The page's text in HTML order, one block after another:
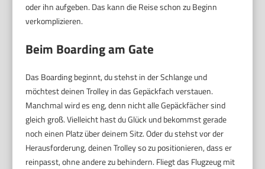
oder ihn aufgeben. Das kann die Reise schon zu Beginn
verkomplizieren.
Beim Boarding am Gate
Das Boarding beginnt, du stehst in der Schlange und
möchtest deinen Trolley in das Gepäckfach verstauen.
Manchmal wird es eng, denn nicht alle Gepäckfächer sind
gleich groß. Vielleicht hast du Glück und bekommst gerade
noch einen Platz über deinem Sitz. Oder du stehst vor der
Herausforderung, deinen Trolley so zu positionieren, dass er
reinpasst, ohne andere zu behindern. Fliegt das Flugzeug mit